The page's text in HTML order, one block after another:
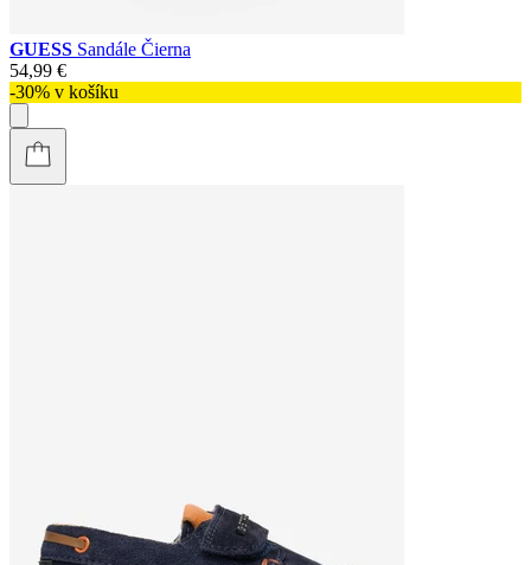
GUESS Sandále Čierna
54,99 €
-30% v košíku